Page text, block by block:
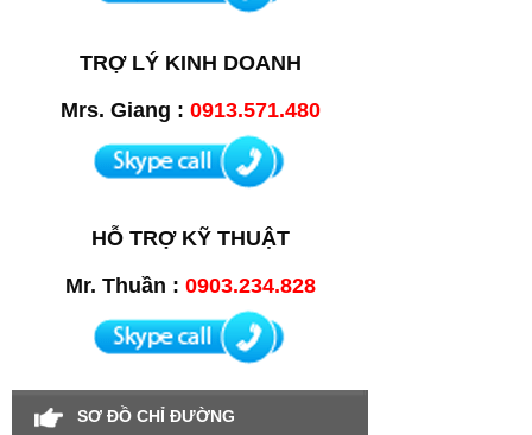
TRỢ LÝ KINH DOANH
Mrs. Giang : 0913.571.480
HỖ TRỢ KỸ THUẬT
Mr. Thuần : 0903.234.828
SƠ ĐỒ CHỈ ĐƯỜNG